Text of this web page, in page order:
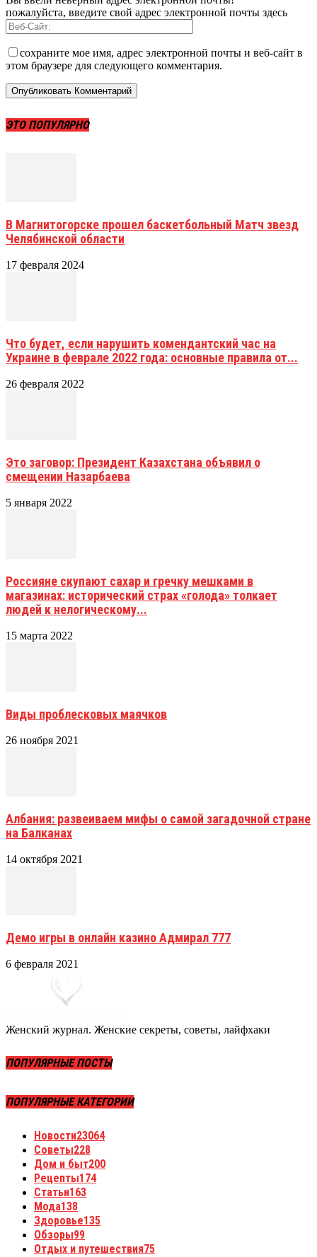
пожалуйста, введите свой адрес электронной почты здесь
сохраните мое имя, адрес электронной почты и веб-сайт в
этом браузере для следующего комментария.
ЭТО ПОПУЛЯРНО
В Магнитогорске прошел баскетбольный Матч звезд
Челябинской области
17 февраля 2024
Что будет, если нарушить комендантский час на
Украине в феврале 2022 года: основные правила от...
26 февраля 2022
Это заговор: Президент Казахстана объявил о
смещении Назарбаева
5 января 2022
Россияне скупают сахар и гречку мешками в
магазинах: исторический страх «голода» толкает
людей к нелогическому...
15 марта 2022
Виды проблесковых маячков
26 ноября 2021
Албания: развеиваем мифы о самой загадочной стране
на Балканах
14 октября 2021
Демо игры в онлайн казино Адмирал 777
6 февраля 2021
Женский журнал. Женские секреты, советы, лайфхаки
ПОПУЛЯРНЫЕ ПОСТЫ
ПОПУЛЯРНЫЕ КАТЕГОРИИ
Новости23064
Советы228
Дом и быт200
Рецепты174
Статьи163
Мода138
Здоровье135
Обзоры99
Отдых и путешествия75